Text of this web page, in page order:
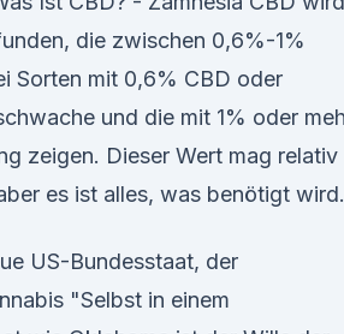
die zwischen 0,6%-1%
Sorten mit 0,6% CBD oder
und die mit 1% oder
zeigen. Dieser Wert mag relativ
es ist alles, was benötigt wird.
US-Bundesstaat, der
"Selbst in einem